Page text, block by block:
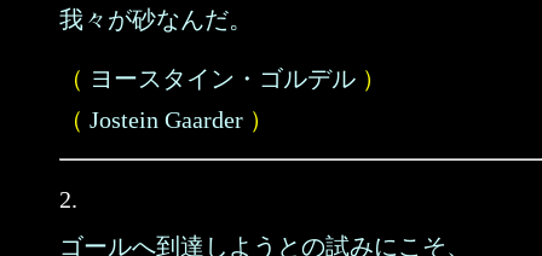
我々が砂なんだ。
（ ヨースタイン・ゴルデル ）
（ Jostein Gaarder ）
2.
ゴールへ到達しようとの試みにこそ、